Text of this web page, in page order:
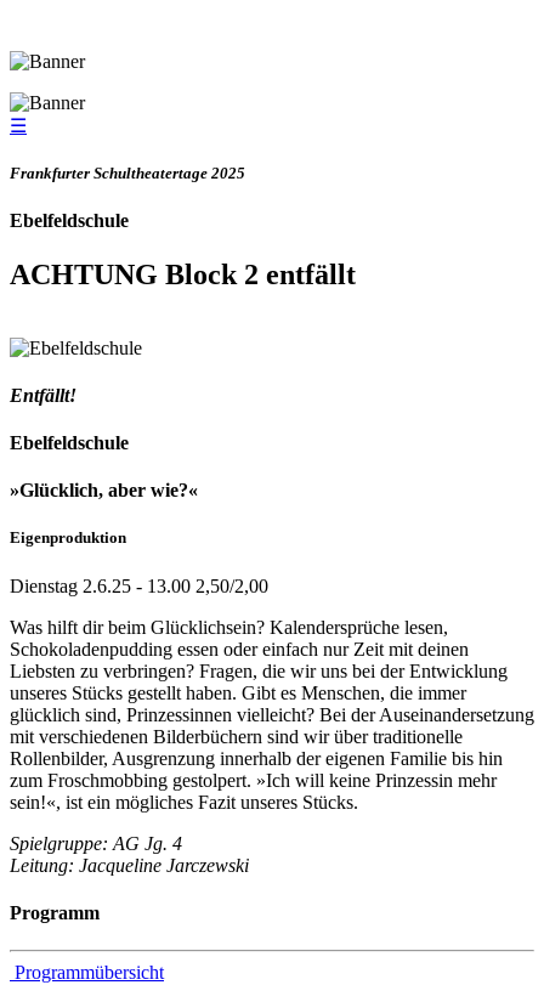
☰
Frankfurter Schultheatertage 2025
Ebelfeldschule
ACHTUNG Block 2 entfällt
Entfällt!
Ebelfeldschule
»Glücklich, aber wie?«
Eigenproduktion
Dienstag 2.6.25 - 13.00 2,50/2,00
Was hilft dir beim Glücklichsein? Kalendersprüche lesen,
Schokoladenpudding essen oder einfach nur Zeit mit deinen
Liebsten zu verbringen? Fragen, die wir uns bei der Entwicklung
unseres Stücks gestellt haben. Gibt es Menschen, die immer
glücklich sind, Prinzessinnen vielleicht? Bei der Auseinandersetzung
mit verschiedenen Bilderbüchern sind wir über traditionelle
Rollenbilder, Ausgrenzung innerhalb der eigenen Familie bis hin
zum Froschmobbing gestolpert. »Ich will keine Prinzessin mehr
sein!«, ist ein mögliches Fazit unseres Stücks.
Spielgruppe: AG Jg. 4
Leitung: Jacqueline Jarczewski
Programm
Programmübersicht